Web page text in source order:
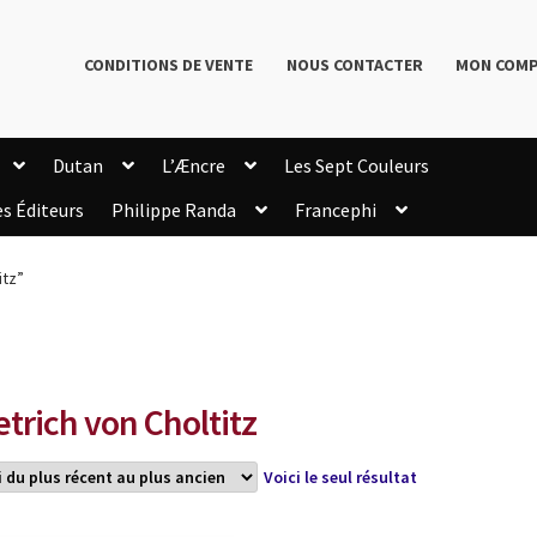
CONDITIONS DE VENTE NOUS CONTACTER MON
Dutan L’Æncre
Les Sept Couleurs
Éditeurs Philippe Randa
Francephi
von Choltitz
Voici le seul résultat